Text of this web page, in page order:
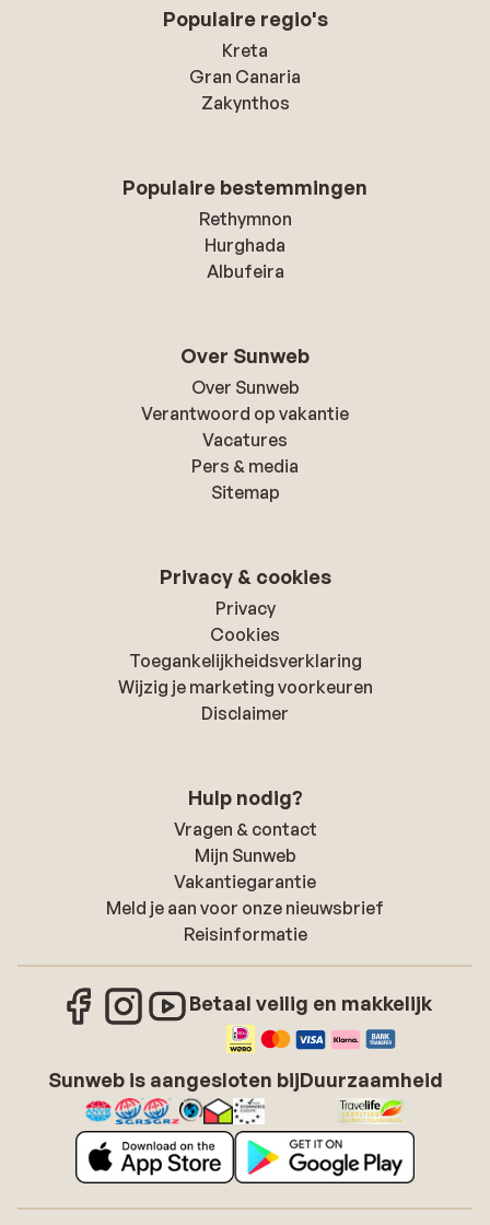
Populaire regio's
Kreta
Gran Canaria
Zakynthos
Populaire bestemmingen
Rethymnon
Hurghada
Albufeira
Over Sunweb
Over Sunweb
Verantwoord op vakantie
Vacatures
Pers & media
Sitemap
Privacy & cookies
Privacy
Cookies
Toegankelijkheidsverklaring
Wijzig je marketing voorkeuren
Disclaimer
Hulp nodig?
Vragen & contact
Mijn Sunweb
Vakantiegarantie
Meld je aan voor onze nieuwsbrief
Reisinformatie
Betaal veilig en makkelijk
Sunweb is aangesloten bijDuurzaamheid